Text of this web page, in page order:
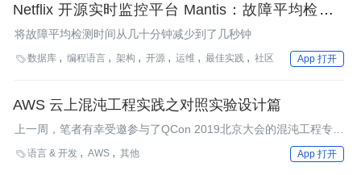
Netflix 开源实时监控平台 Mantis：故障平均检测时
间缩减到秒级
将故障平均检测时间从几十分钟减少到了几秒钟
数据库 编程语言 架构 开源 运维 最佳实践 社区 App 打开
AWS 云上混沌工程实践之对照实验设计篇
上一周，笔者有幸受邀参与了QCon 2019北京大会的混沌工程专
场，和与会者分享了AWS云上混沌工程实践中对照实验的设计方
语言 & 开发 AWS 其他 App 打开